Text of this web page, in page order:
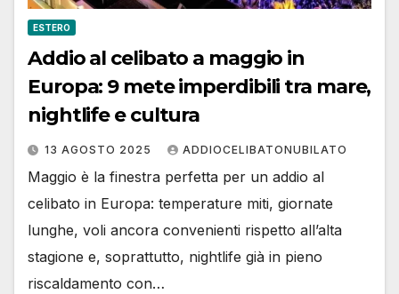
ESTERO
Addio al celibato a maggio in
Europa: 9 mete imperdibili tra mare,
nightlife e cultura
13 AGOSTO 2025 ADDIOCELIBATONUBILATO
Maggio è la finestra perfetta per un addio al
celibato in Europa: temperature miti, giornate
lunghe, voli ancora convenienti rispetto all’alta
stagione e, soprattutto, nightlife già in pieno
riscaldamento con…